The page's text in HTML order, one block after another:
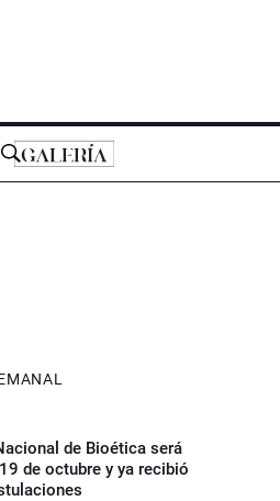
de Bioética será
de octubre y ya recibió